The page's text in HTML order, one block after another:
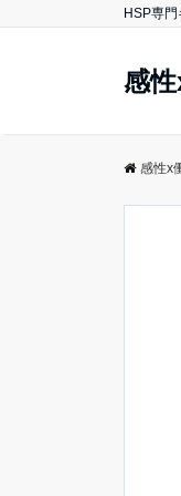
HSP専
感
感性x